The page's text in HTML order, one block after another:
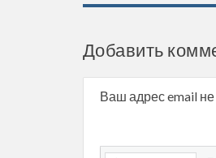
Добавить
Ваш адрес email не